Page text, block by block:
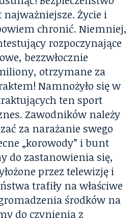
Życie i
chronić. Niemniej,
rozpoczynające
bezzwłocznie
otrzymane za
Namnożyło się w
ten sport
Zawodników należy
za narażanie swego
„korowody” i bunt
do zastanowienia się,
przez telewizję i
trafiły na właściwe
środków na
do czynienia z